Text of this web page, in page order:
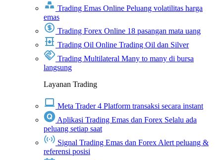
Trading Emas Online Peluang volatilitas harga
emas
Trading Forex Online 18 pasangan mata uang
Trading Oil Online Trading Oil dan Silver
Trading Multilateral Many to many di bursa
langsung
Layanan Trading
Meta Trader 4 Platform transaksi secara instant
Aplikasi Trading Emas dan Forex Selalu ada
peluang setiap saat
Signal Trading Emas dan Forex Alert peluang &
referensi posisi